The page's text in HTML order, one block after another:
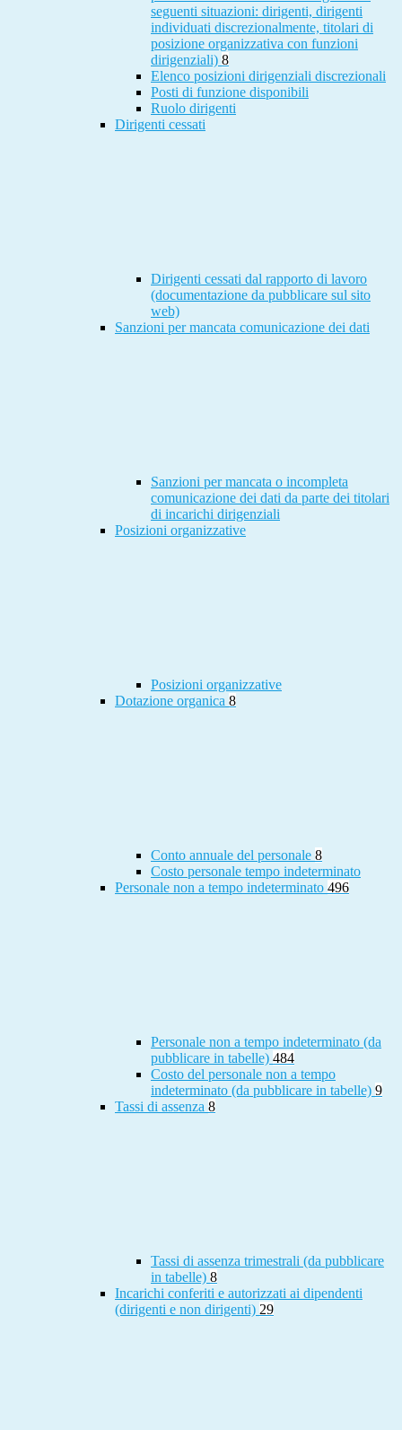
seguenti situazioni: dirigenti, dirigenti
individuati discrezionalmente, titolari di
posizione organizzativa con funzioni
dirigenziali) 8
Elenco posizioni dirigenziali discrezionali
Posti di funzione disponibili
Ruolo dirigenti
Dirigenti cessati
Dirigenti cessati dal rapporto di lavoro
(documentazione da pubblicare sul sito
web)
Sanzioni per mancata comunicazione dei dati
Sanzioni per mancata o incompleta
comunicazione dei dati da parte dei titolari
di incarichi dirigenziali
Posizioni organizzative
Posizioni organizzative
Dotazione organica 8
Conto annuale del personale 8
Costo personale tempo indeterminato
Personale non a tempo indeterminato 496
Personale non a tempo indeterminato (da
pubblicare in tabelle) 484
Costo del personale non a tempo
indeterminato (da pubblicare in tabelle) 9
Tassi di assenza 8
Tassi di assenza trimestrali (da pubblicare
in tabelle) 8
Incarichi conferiti e autorizzati ai dipendenti
(dirigenti e non dirigenti) 29